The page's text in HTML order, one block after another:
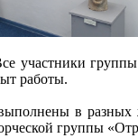
участники
работы.
в
группы